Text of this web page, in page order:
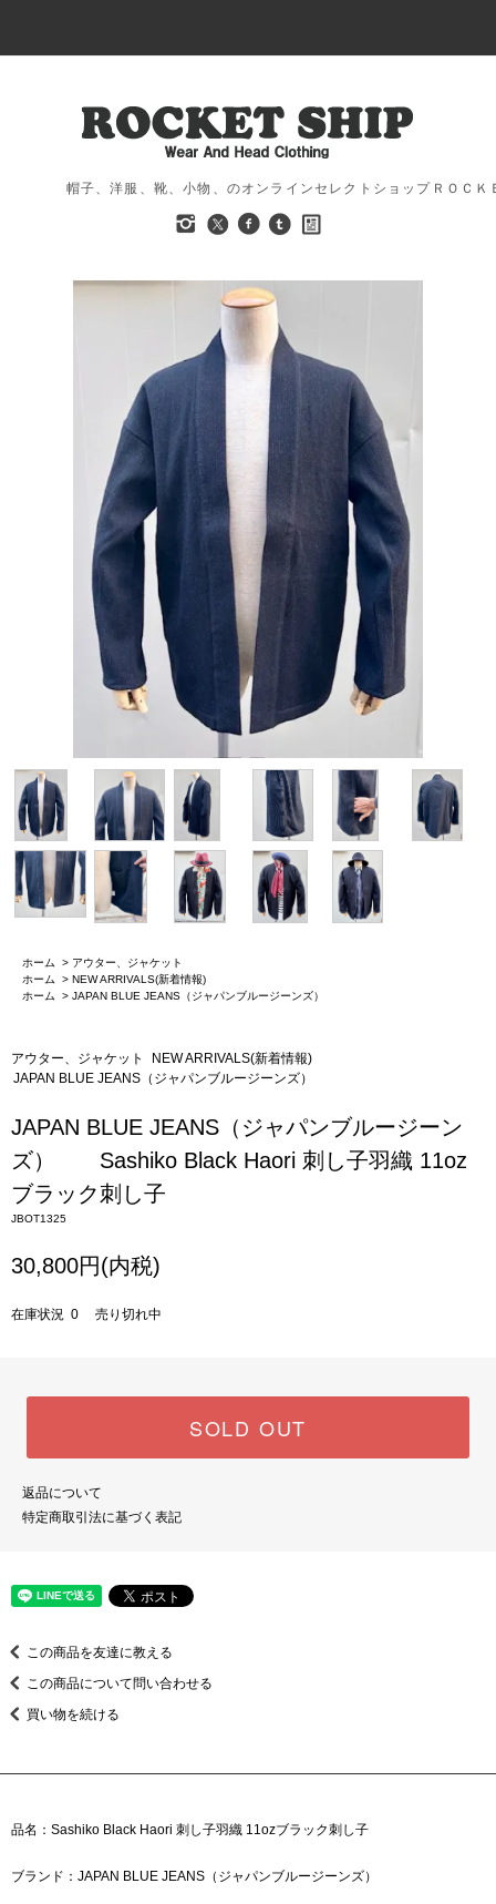
帽子、洋服、靴、小物、のオンラインセレクトショップＲＯＣ
ホーム > アウター、ジャケット
ホーム
> NEW ARRIVALS(新着情報)
ホーム
> JAPAN BLUE JEANS（ジャパンブルージーンズ）
アウター、ジャケット
NEW ARRIVALS(新着情報)
JAPAN BLUE JEANS（ジャパンブルージーンズ）
JAPAN BLUE JEANS（ジャパンブルージーン
ズ） Sashiko Black Haori 刺し子羽織 11oz
ブラック刺し子
JBOT1325
30,800円(内税)
在庫状況 0 売り切れ中
SOLD OUT
返品について
特定商取引法に基づく表記
この商品を友達に教える
この商品について問い合わせる
買い物を続ける
品名：Sashiko Black Haori 刺し子羽織 11ozブラック刺し子
ブランド：JAPAN BLUE JEANS（ジャパンブルージーンズ）